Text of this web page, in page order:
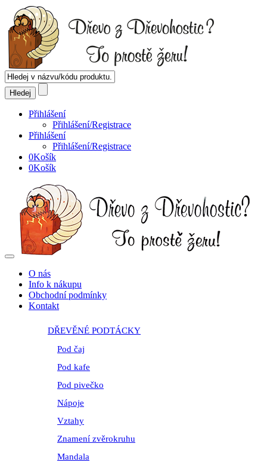
Přihlášení
Přihlášení/Registrace
Přihlášení
Přihlášení/Registrace
0Košík
0Košík
O nás
Info k nákupu
Obchodní podmínky
Kontakt
DŘEVĚNÉ PODTÁCKY
Pod čaj
Pod kafe
Pod pivečko
Nápoje
Vztahy
Znamení zvěrokruhu
Mandala